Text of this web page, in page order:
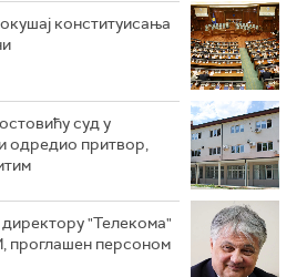
конституисања
суд у
одредио притвор,
"Телекома"
проглашен персоном